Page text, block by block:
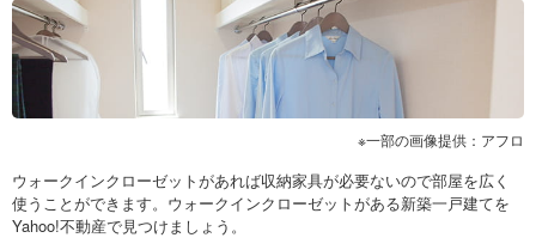
一部の画像提供：アフロ
ウォークインクローゼットがあれば収納家具が必要ないので部屋を広く
使うことができます。ウォークインクローゼットがある新築一戸建てを
Yahoo!不動産で見つけましょう。